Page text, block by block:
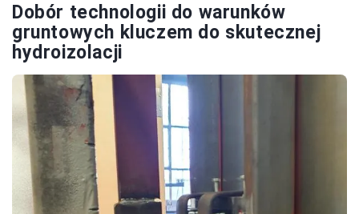
Dobór technologii do warunków
gruntowych kluczem do skutecznej
hydroizolacji